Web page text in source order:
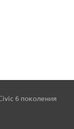
6 поколения